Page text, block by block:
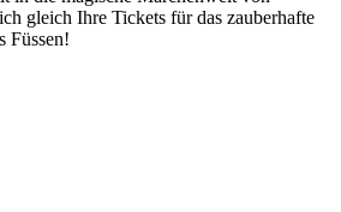
gleich Ihre Tickets für das zauberhafte
Füssen!